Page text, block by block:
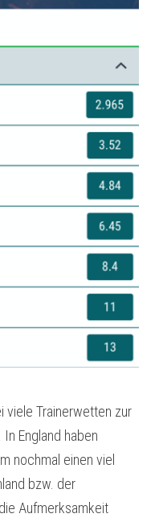
viele Trainerwetten zur
England haben
nochmal einen viel
bzw. der
Aufmerksamkeit